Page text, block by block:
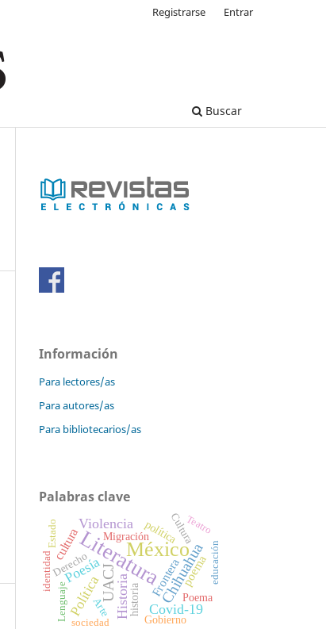
Buscar
Registrarse Entrar
Información
Para lectores/as
Para autores/as
Para bibliotecarios/as
Palabras clave
Literatura
México
UACJ Chihuahua
Historia Covid-19
Poesía
Violencia
Política
cultura
poema
Frontera
política
historia
Migración Cultura
Poema
Arte
Derecho
Gobierno
sociedad
Teatro
educación
identidad
Lenguaje
Estado